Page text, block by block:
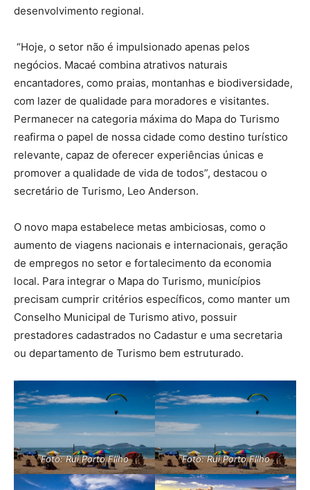
desenvolvimento regional.
“Hoje, o setor não é impulsionado apenas pelos
negócios. Macaé combina atrativos naturais
encantadores, como praias, montanhas e biodiversidade,
com lazer de qualidade para moradores e visitantes.
Permanecer na categoria máxima do Mapa do Turismo
reafirma o papel de nossa cidade como destino turístico
relevante, capaz de oferecer experiências únicas e
promover a qualidade de vida de todos”, destacou o
secretário de Turismo, Leo Anderson.
O novo mapa estabelece metas ambiciosas, como o
aumento de viagens nacionais e internacionais, geração
de empregos no setor e fortalecimento da economia
local. Para integrar o Mapa do Turismo, municípios
precisam cumprir critérios específicos, como manter um
Conselho Municipal de Turismo ativo, possuir
prestadores cadastrados no Cadastur e uma secretaria
ou departamento de Turismo bem estruturado.
Foto: Rui Porto FIlho Foto: Rui Porto FIlho